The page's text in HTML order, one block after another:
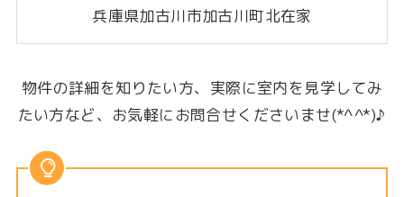
兵庫県加古川市加古川町北在家
物件の詳細を知りたい方、実際に室内を見学してみ
たい方など、お気軽にお問合せくださいませ(*^^*)♪